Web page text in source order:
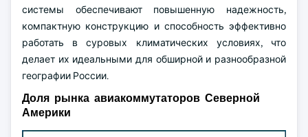
системы обеспечивают повышенную надежность,
компактную конструкцию и способность эффективно
работать в суровых климатических условиях, что
делает их идеальными для обширной и разнообразной
географии России.
Доля рынка авиакоммутаторов Северной
Америки